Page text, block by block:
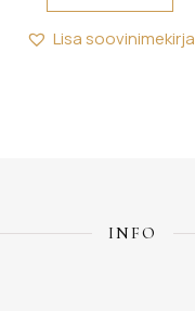
Lisa soovinimekirja
INFO